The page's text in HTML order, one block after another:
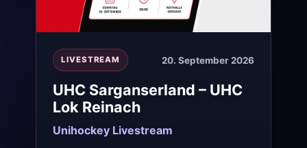
LIVESTREAM 20. September 2026
UHC Sarganserland – UHC
Lok Reinach
Unihockey Livestream